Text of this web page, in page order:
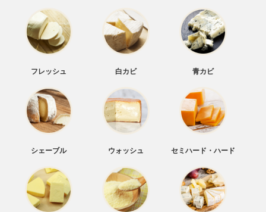
フレッシュ 白カビ 青カビ
シェーブル ウォッシュ セミハード・ハード